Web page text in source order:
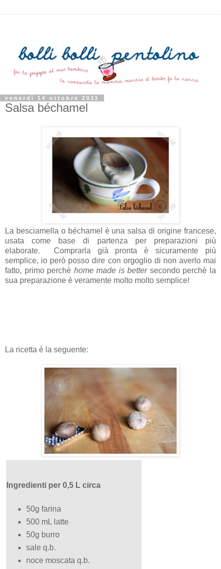
venerdì 14 ottobre 2011
Salsa béchamel
La besciamella o béchamel è una salsa di origine francese,
usata come base di partenza per preparazioni più
elaborate. Comprarla già pronta è sicuramente più
semplice, io però posso dire con orgoglio di non averlo mai
fatto, primo perchè home made is better secondo perchè la
sua preparazione è veramente molto molto semplice!
La ricetta è la seguente:
Ingredienti per 0,5 L circa
50g farina
500 mL latte
50g burro
sale q.b.
noce moscata q.b.